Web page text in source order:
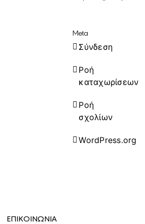
Meta
Σύνδεση
Ροή
καταχωρίσεων
Ροή
σχολίων
WordPress.org
ΕΠΙΚΟΙΝΩΝΙΑ